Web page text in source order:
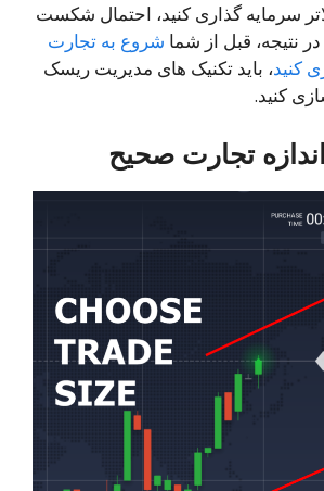
سرمایه گذاری کنید، احتمال شکست
نتیجه، قبل از شما شروع به تجارت
کنید، باید تکنیک های مدیریت ریسک
کنید.